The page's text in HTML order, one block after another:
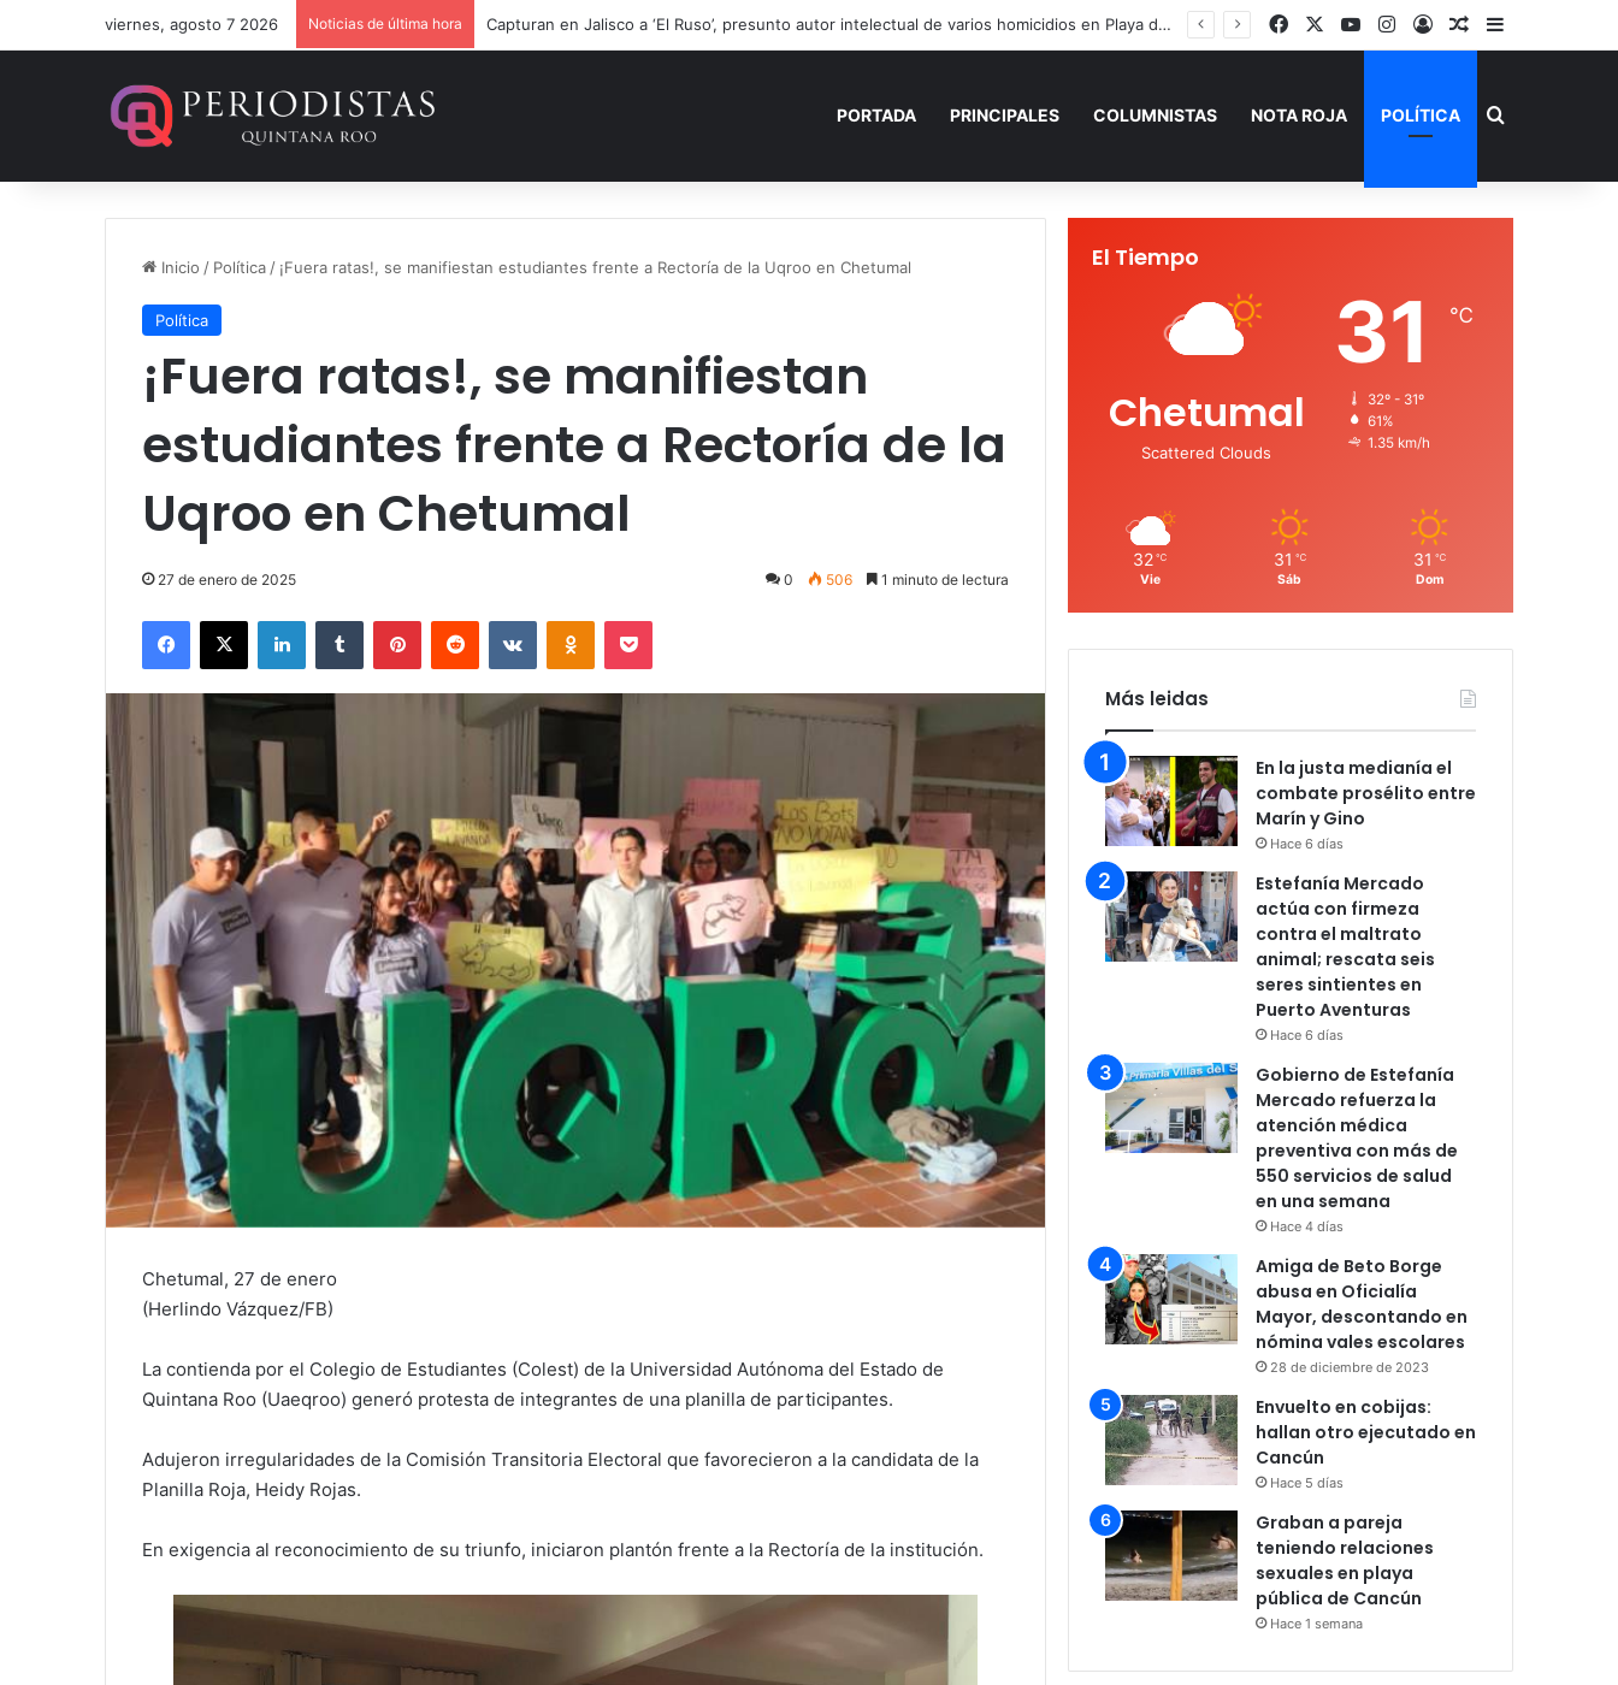
viernes, agosto 7 2026 Noticias de última hora Mara Lezama informa la devolución de 9 vehículos recuperados FacebookYouTubeInstagram
AccesoPublicación al
Barra lateral
PORTADA PRINCIPALES COLUMNISTAS NOTA ROJA POLÍTICA Buscar por
Inicio / Política / ¡Fuera ratas!, se manifiestan estudiantes frente a Rectoría de la Uqroo en Chetumal
Política
¡Fuera ratas!, se manifiestan
estudiantes frente a Rectoría de la
Uqroo en Chetumal
27 de enero de 2025 0 506 1 minuto de lectura
Facebook
X LinkedInTumblr PinterestReddit VKontakteOdnoklassniki
Pocket
Chetumal, 27 de enero
(Herlindo Vázquez/FB)
La contienda por el Colegio de Estudiantes (Colest) de la Universidad Autónoma del Estado de
Quintana Roo (Uaeqroo) generó protesta de integrantes de una planilla de participantes.
Adujeron irregularidades de la Comisión Transitoria Electoral que favorecieron a la candidata de la
Planilla Roja, Heidy Rojas.
En exigencia al reconocimiento de su triunfo, iniciaron plantón frente a la Rectoría de la institución.
El Tiempo
Chetumal
Scattered Clouds
31 ℃
32º - 31º
61%
1.35 km/h
32 ℃
Vie
31 ℃
Sáb
31 ℃
Dom
Más leidas
En la justa medianía el
combate prosélito entre
Marín y Gino
Hace 6 días
Estefanía Mercado
actúa con firmeza
contra el maltrato
animal; rescata seis
seres sintientes en
Puerto Aventuras
Hace 6 días
Gobierno de Estefanía
Mercado refuerza la
atención médica
preventiva con más de
550 servicios de salud
en una semana
Hace 4 días
Amiga de Beto Borge
abusa en Oficialía
Mayor, descontando en
nómina vales escolares
28 de diciembre de 2023
Envuelto en cobijas:
hallan otro ejecutado en
Cancún
Hace 5 días
Graban a pareja
teniendo relaciones
sexuales en playa
pública de Cancún
Hace 1 semana